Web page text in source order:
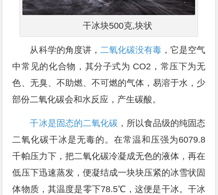
干冰块500克,块状
从科学的角度讲， 二氧化碳没有毒，它是空气
中常见的化合物，其分子式为 CO2，常压下为无
色、无臭、不助燃、不可燃的气体，易溶于水，少
部份二氧化碳会和水反应，产生碳酸。
干冰是固态的二氧化碳 ，所以食品级的纯固态
二氧化碳干冰是无毒的。在常温和压强为6079.8
千帕压力下，把二氧化碳冷凝成无色的液体，再在
低压下迅速蒸发，便凝结成一块块压紧的冰雪状固
体物质，其温度是零下78.5℃，这便是干冰。干冰